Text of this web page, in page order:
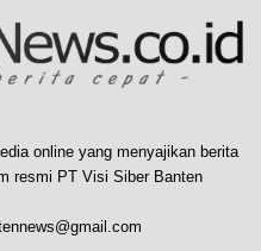
online yang menyajikan berita
resmi PT Visi Siber Banten